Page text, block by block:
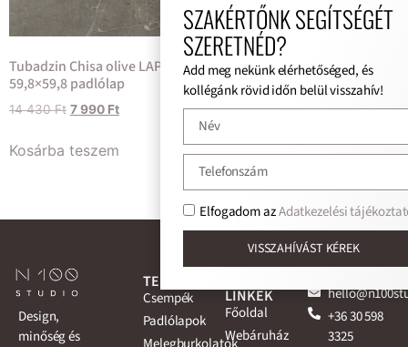
Tubadzin Chisa olive LAP
59,8×59,8 padlólap
14 430Ft 7 990 Ft
Kosárba teszem
Tubadzin S-Chisa olive
32,8×89,8 csempe
Kosárba teszem
Design,
minőség és
TERMÉKEK
Csempék
Padlólapok
LINKEK
Főoldal
Webáruház
+36 30 598
3325
SZAKÉRTŐNK SEGÍTSÉGÉT
SZERETNÉD?
Add meg nekünk elérhetőséged, és
kollégánk rövid időn belül visszahív!
Elfogadom azAdatkezelési
VISSZAHÍVÁST KÉREK